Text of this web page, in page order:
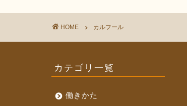
HOME カルフール
カテゴリ一覧
働きかた